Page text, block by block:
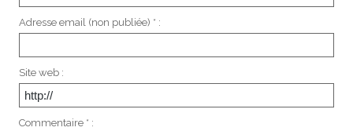
Adresse email (non publiée) * :
Site web :
Commentaire * :